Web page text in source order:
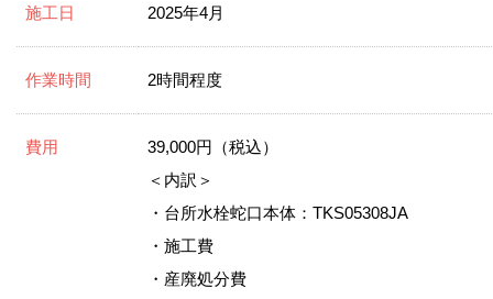
施工日 2025年4月
作業時間 2時間程度
費用
39,000円（税込）
＜内訳＞
・台所水栓蛇口本体：TKS05308JA
・施工費
・産廃処分費